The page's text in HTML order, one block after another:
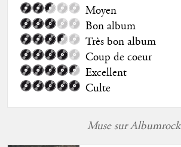
Moyen
Bon album
Très bon album
Coup de coeur
Excellent
Culte
Muse sur Albumrock